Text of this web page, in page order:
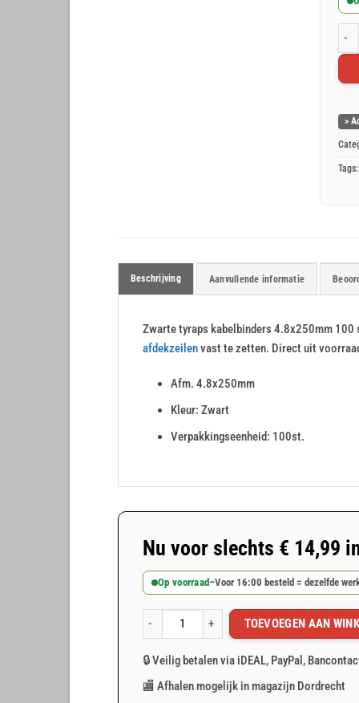
>
Beschrijving Aanvullende informatie
Zwarte tyraps kabelbinders 4.8x250mm
afdekzeilenvast te zetten. Direct uit
Afm. 4.8x250mm
Kleur: Zwart
Verpakkingseenheid: 100st.
Nu voor slechts € 14,99
Op voorraad–Voor 16:00 besteld = dezelfde
Zwarte tyraps kabelbinders 7.6x300mm 100
TOEVOEGEN AAN
🔒 Veilig betalen via iDEAL, PayPal,
🏬 Afhalen mogelijk in magazijn Dordrecht